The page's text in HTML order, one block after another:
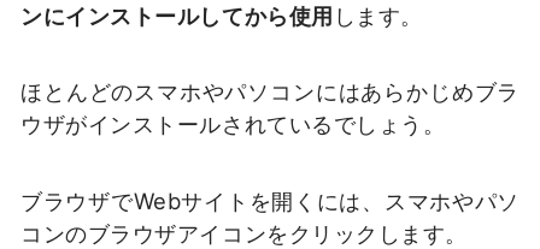
ンにインストールしてから使用 します。
ほとんどのスマホやパソコンにはあらかじめブラ
ウザがインストールされているでしょう。
ブラウザでWebサイトを開くには、スマホやパソ
コンのブラウザアイコンをクリックします。